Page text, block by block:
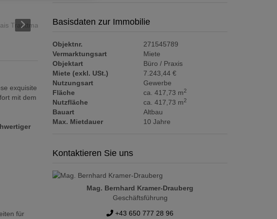
exquisite
mit dem
für
Basisdaten zur Immobilie
Objektnr.
271545789
Vermarktungsart
Miete
Objektart
Büro / Praxis
Miete (exkl. USt.)
7.243,44 €
Nutzungsart
Gewerbe
Fläche
ca. 417,73 m2
Nutzfläche ca. 417,73 m2
Bauart
Altbau
Max. Mietdauer
10 Jahre
Kontaktieren Sie uns
Mag. Bernhard Kramer-Drauberg
Geschäftsführung
+43 650 777 28 96